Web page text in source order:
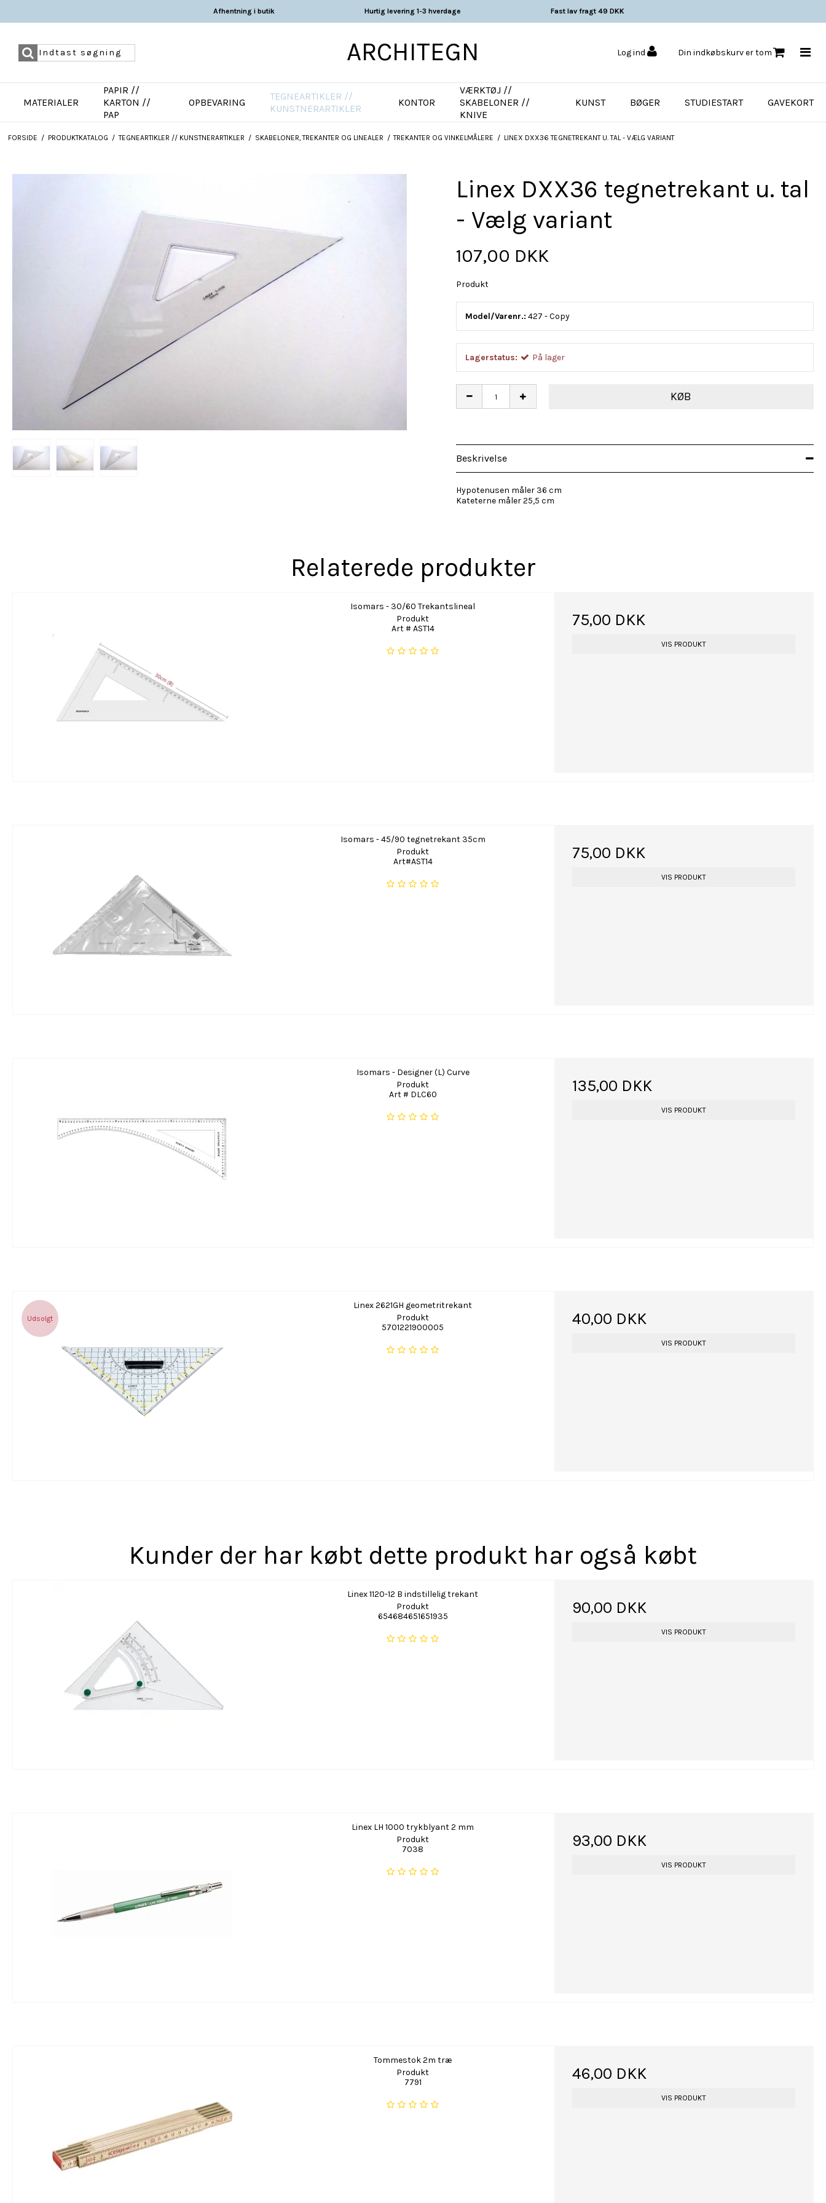
Afhentning i butik Hurtig levering 1-3 hverdage Fast lav fragt 49 DKK
ARCHITEGN Log ind Din indkøbskurv er tom
MATERIALER
PAPIR //
KARTON //
PAP
OPBEVARING
TEGNEARTIKLER //
KUNSTNERARTIKLER
KONTOR
VÆRKTØJ //
SKABELONER //
KNIVE
KUNST BØGER STUDIESTART GAVEKORT
FORSIDE / PRODUKTKATALOG / TEGNEARTIKLER // KUNSTNERARTIKLER / SKABELONER, TREKANTER OG LINEALER / TREKANTER OG VINKELMÅLERE / LINEX DXX36 TEGNETREKANT U. TAL - VÆLG VARIANT
Linex DXX36 tegnetrekant u. tal
- Vælg variant
107,00 DKK
Produkt
Model/Varenr.: 427 - Copy
Lagerstatus: På lager
KØB
Beskrivelse
Hypotenusen måler 36 cm
Kateterne måler 25,5 cm
Relaterede produkter
Isomars - 30/60 Trekantslineal
Produkt
Art # AST14
75,00 DKK
VIS PRODUKT
Isomars - 45/90 tegnetrekant 35cm
Produkt
Art#AST14
75,00 DKK
VIS PRODUKT
Isomars - Designer (L) Curve
Produkt
Art # DLC60
135,00 DKK
VIS PRODUKT
Udsolgt
Linex 2621GH geometritrekant
Produkt
5701221900005
40,00 DKK
VIS PRODUKT
Kunder der har købt dette produkt har også købt
Linex 1120-12 B indstillelig trekant
Produkt
654684651651935
90,00 DKK
VIS PRODUKT
Linex LH 1000 trykblyant 2 mm
Produkt
7038
93,00 DKK
VIS PRODUKT
Tommestok 2m træ
Produkt
7791
46,00 DKK
VIS PRODUKT